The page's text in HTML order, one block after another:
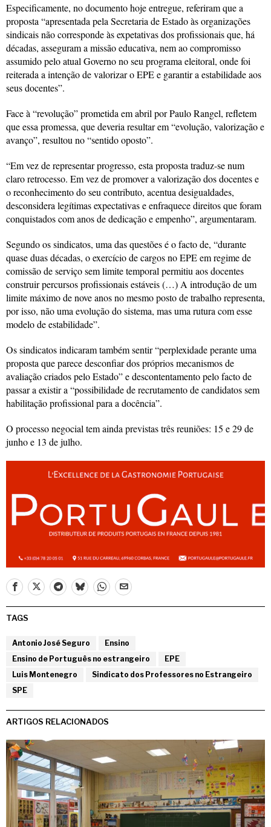
Especificamente, no documento hoje entregue, referiram que a
proposta “apresentada pela Secretaria de Estado às organizações
sindicais não corresponde às expetativas dos profissionais que, há
décadas, asseguram a missão educativa, nem ao compromisso
assumido pelo atual Governo no seu programa eleitoral, onde foi
reiterada a intenção de valorizar o EPE e garantir a estabilidade aos
seus docentes”.
Face à “revolução” prometida em abril por Paulo Rangel, refletem
que essa promessa, que deveria resultar em “evolução, valorização e
avanço”, resultou no “sentido oposto”.
“Em vez de representar progresso, esta proposta traduz-se num
claro retrocesso. Em vez de promover a valorização dos docentes e
o reconhecimento do seu contributo, acentua desigualdades,
desconsidera legítimas expectativas e enfraquece direitos que foram
conquistados com anos de dedicação e empenho”, argumentaram.
Segundo os sindicatos, uma das questões é o facto de, “durante
quase duas décadas, o exercício de cargos no EPE em regime de
comissão de serviço sem limite temporal permitiu aos docentes
construir percursos profissionais estáveis (…) A introdução de um
limite máximo de nove anos no mesmo posto de trabalho representa,
por isso, não uma evolução do sistema, mas uma rutura com esse
modelo de estabilidade”.
Os sindicatos indicaram também sentir “perplexidade perante uma
proposta que parece desconfiar dos próprios mecanismos de
avaliação criados pelo Estado” e descontentamento pelo facto de
passar a existir a “possibilidade de recrutamento de candidatos sem
habilitação profissional para a docência”.
O processo negocial tem ainda previstas três reuniões: 15 e 29 de
junho e 13 de julho.
TAGS
Antonio José Seguro
Ensino
Ensino de Português no estrangeiro
EPE
Luis Montenegro
Sindicato dos Professores no Estrangeiro
SPE
ARTIGOS RELACIONADOS